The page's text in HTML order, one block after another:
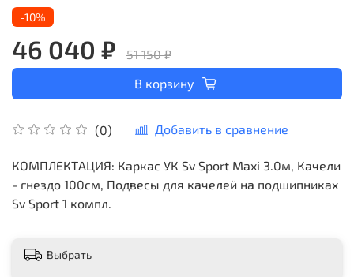
(0) Добавить в сравнение
-10%
46 040 ₽
51 150 ₽
В корзину
КОМПЛЕКТАЦИЯ: Каркас УК Sv Sport Maxi 3.0м, Качели
- гнездо 100см, Подвесы для качелей на подшипниках
Sv Sport 1 компл.
Выбрать